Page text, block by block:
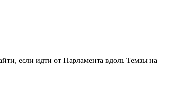
если идти от Парламента вдоль Темзы на